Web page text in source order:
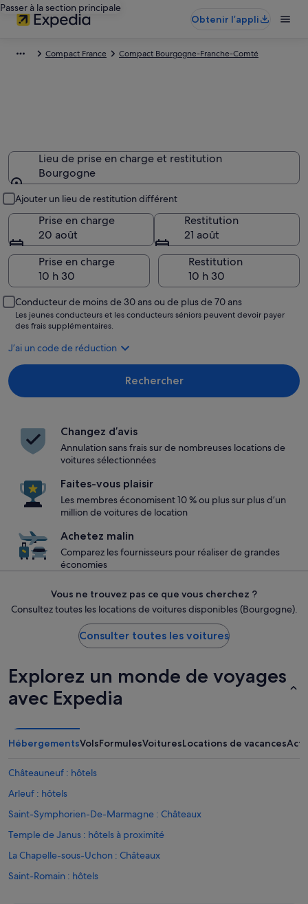
Passer à la section principale
Obtenir l’appli
Compact France Compact Bourgogne-Franche-Comté
Lieu de prise en charge et restitution
Bourgogne
Ajouter un lieu de restitution différent
Prise en charge
20 août
Restitution
21 août
Prise en charge
Restitution
Conducteur de moins de 30 ans ou de plus de 70 ans
Les jeunes conducteurs et les conducteurs séniors peuvent devoir payer
des frais supplémentaires.
J’ai un code de réduction
Rechercher
Changez d’avis
Annulation sans frais sur de nombreuses locations de
voitures sélectionnées
Faites-vous plaisir
Les membres économisent 10 % ou plus sur plus d’un
million de voitures de location
Achetez malin
Comparez les fournisseurs pour réaliser de grandes
économies
Vous ne trouvez pas ce que vous cherchez ?
Consultez toutes les locations de voitures disponibles (Bourgogne).
Consulter toutes les voitures
Explorez un monde de voyages
avec Expedia
HébergementsVolsFormulesVoituresLocations de vacances
Châteauneuf : hôtels
Arleuf : hôtels
Saint-Symphorien-De-Marmagne : Châteaux
Temple de Janus : hôtels à proximité
La Chapelle-sous-Uchon : Châteaux
Saint-Romain : hôtels